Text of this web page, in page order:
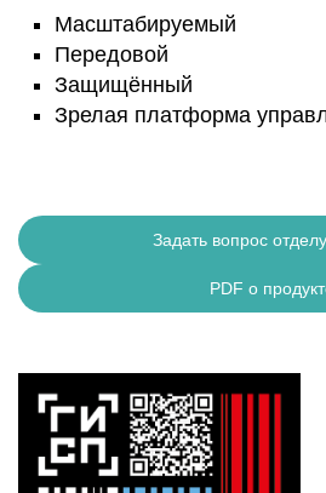
Масштабируемый
Передовой
Защищённый
Зрелая платформа
Задать вопрос
PDF о